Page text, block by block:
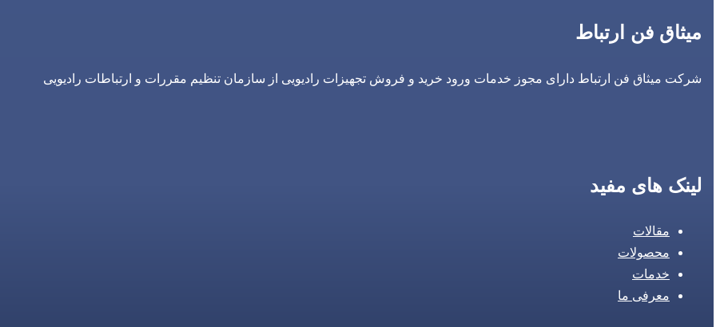
میثاق فن ارتباط
شرکت میثاق فن ارتباط دارای مجوز خدمات ورود خرید و فروش تجهیزات رادیویی از سازمان تنظیم مقررات و ارتباطات رادیویی
لینک های مفید
مقالات
محصولات
خدمات
معرفی ما